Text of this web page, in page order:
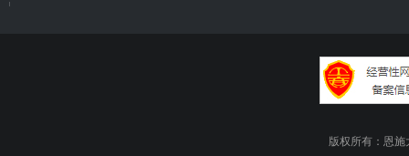
版权所有：恩施